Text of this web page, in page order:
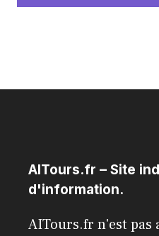
AITours.fr – Site
d'information.
AITours.fr n'est pas